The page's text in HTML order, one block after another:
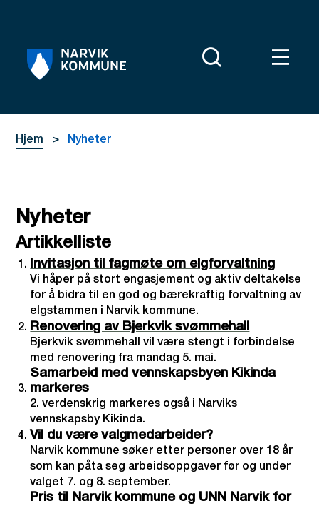
Du er her:
Hjem Nyheter
Nyheter
Artikkelliste
Invitasjon til fagmøte om elgforvaltning
Vi håper på stort engasjement og aktiv deltakelse
for å bidra til en god og bærekraftig forvaltning av
elgstammen i Narvik kommune.
Renovering av Bjerkvik svømmehall
Bjerkvik svømmehall vil være stengt i forbindelse
med renovering fra mandag 5. mai.
Samarbeid med vennskapsbyen Kikinda
markeres
2. verdenskrig markeres også i Narviks
vennskapsby Kikinda.
Vil du være valgmedarbeider?
Narvik kommune søker etter personer over 18 år
som kan påta seg arbeidsoppgaver før og under
valget 7. og 8. september.
Pris til Narvik kommune og UNN Narvik for